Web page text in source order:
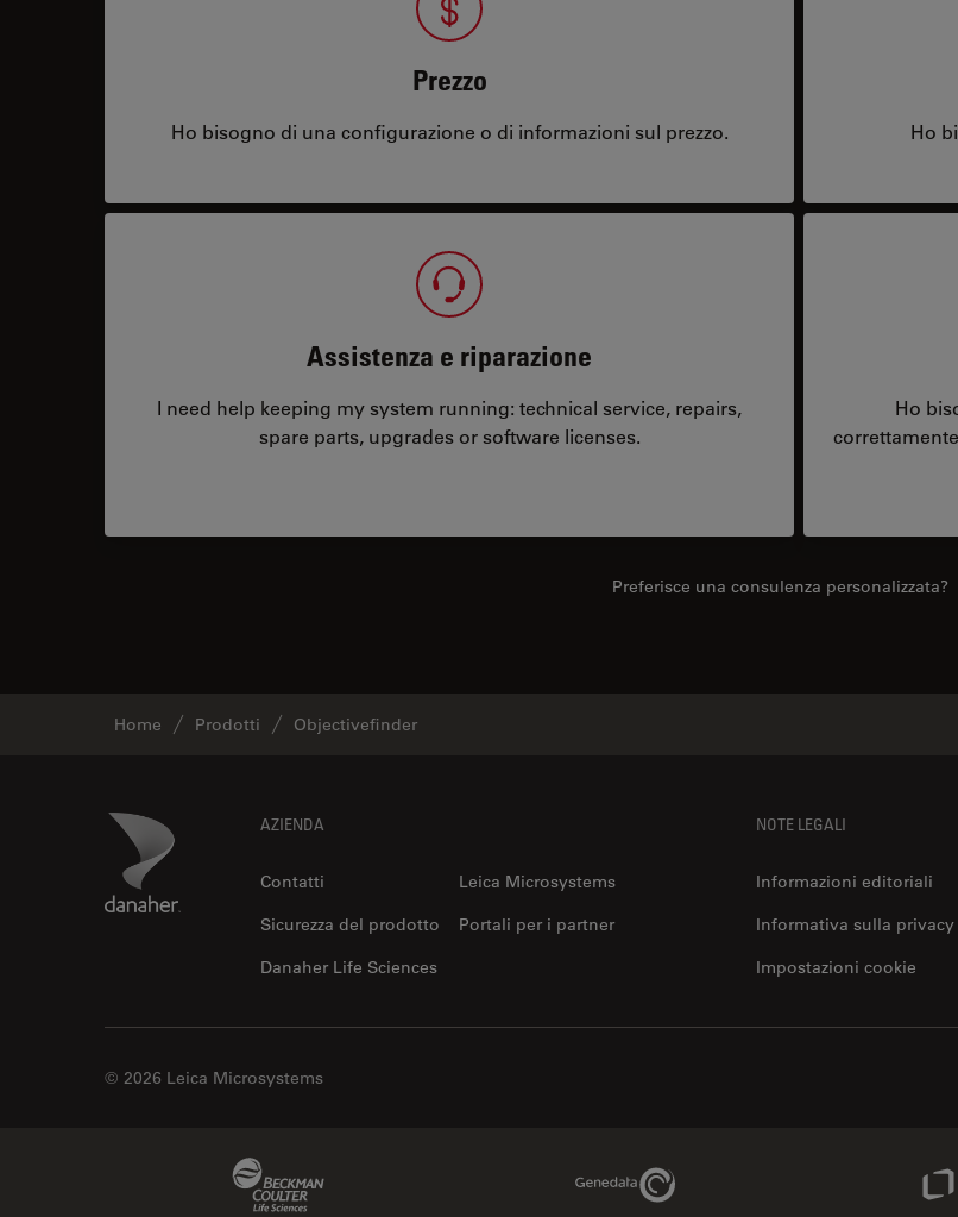
Prezzo
Ho bisogno di una configurazione o di informazioni sul prezzo. Ho
Assistenza e riparazione
I need help keeping my system running: technical service, repairs,
spare parts, upgrades or software licenses.
Ho
Preferisce una consulenza personalizzata?
Home Prodotti Objectivefinder
Danaher Logo AZIENDA
Contatti
Leica Microsystems
Sicurezza del prodotto
Portali per i partner
Danaher Life Sciences
NOTE LEGALI
Informazioni editoriali
Informativa sulla privacy
Impostazioni cookie
© 2026 Leica Microsystems
Genedata Link